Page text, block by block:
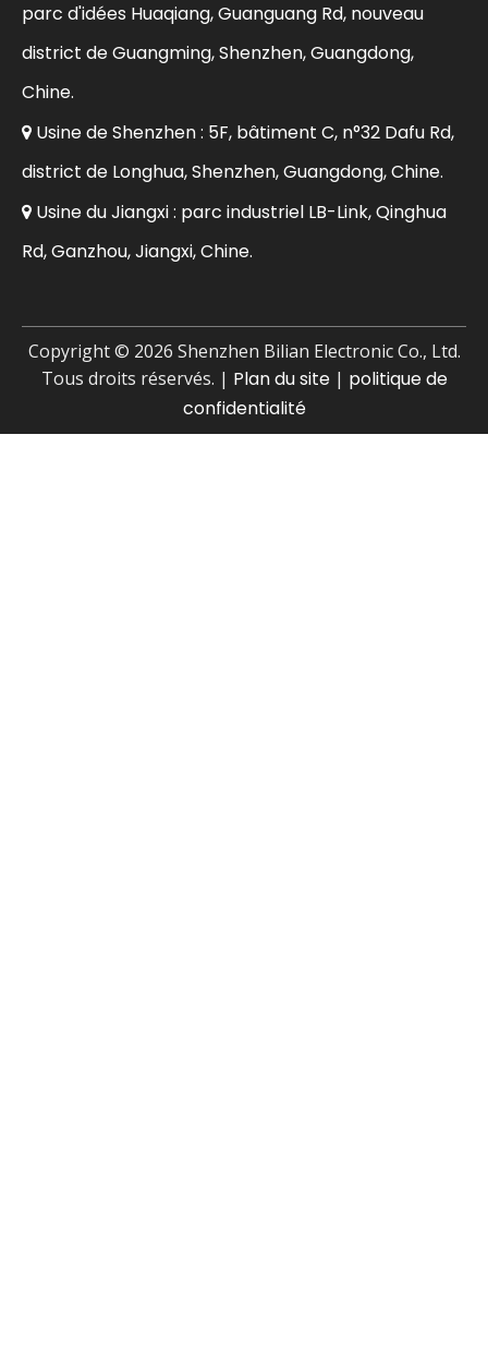
parc d'idées Huaqiang, Guanguang Rd, nouveau
district de Guangming, Shenzhen, Guangdong,
Chine.
 Usine de Shenzhen : 5F, bâtiment C, n°32 Dafu Rd,
district de Longhua, Shenzhen, Guangdong, Chine.
 Usine du Jiangxi : parc industriel LB-Link, Qinghua
Rd, Ganzhou, Jiangxi, Chine.
Copyright © 2026 Shenzhen Bilian Electronic Co., Ltd.
Tous droits réservés. | Plan du site| politique de
confidentialité